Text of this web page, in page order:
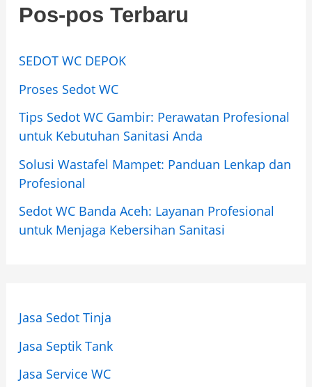
Pos-pos Terbaru
SEDOT WC DEPOK
Proses Sedot WC
Tips Sedot WC Gambir: Perawatan Profesional
untuk Kebutuhan Sanitasi Anda
Solusi Wastafel Mampet: Panduan Lenkap dan
Profesional
Sedot WC Banda Aceh: Layanan Profesional
untuk Menjaga Kebersihan Sanitasi
Jasa Sedot Tinja
Jasa Septik Tank
Jasa Service WC